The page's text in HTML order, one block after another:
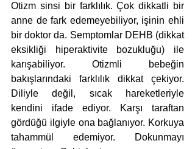
Otizm sinsi bir farklılık. Çok dikkatli bir
anne de fark edemeyebiliyor, işinin ehli
bir doktor da. Semptomlar DEHB (dikkat
eksikliği hiperaktivite bozukluğu) ile
karışabiliyor. Otizmli bebeğin
bakışlarındaki farklılık dikkat çekiyor.
Diliyle değil, sıcak hareketleriyle
kendini ifade ediyor. Karşı taraftan
gördüğü ilgiyle ona bağlanıyor. Korkuya
tahammül edemiyor. Dokunmayı